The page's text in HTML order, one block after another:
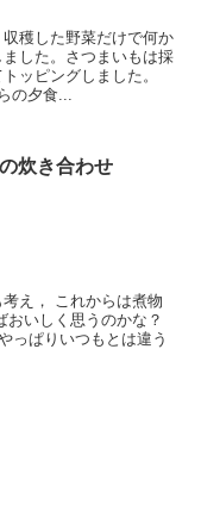
穫した野菜だけで何か
した。さつまいもは採
ッピングしました。
の夕食...
炊き合わせ
え， これからは煮物
いしく思うのかな？
っぱりいつもとは違う